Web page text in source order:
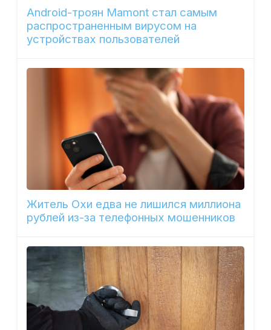
Android-троян Mamont стал самым
распространенным вирусом на
устройствах пользователей
Житель Охи едва не лишился миллиона
рублей из-за телефонных мошенников